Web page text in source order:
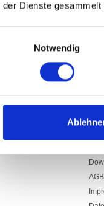
der Dienste gesammelt
Notwendig
AGB